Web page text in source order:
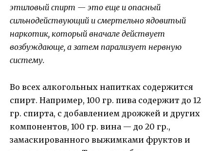
этиловый спирт — это еще и опасный
сильнодействующий и смертельно ядовитый
наркотик, который вначале действует
возбуждающе, а затем парализует нервную
систему.
Во всех алкогольных напитках содержится
спирт. Например, 100 гр. пива содержит до 12
гр. спирта, с добавлением дрожжей и других
компонентов, 100 гр. вина — до 20 гр.,
замаскированного выжимками фруктов и